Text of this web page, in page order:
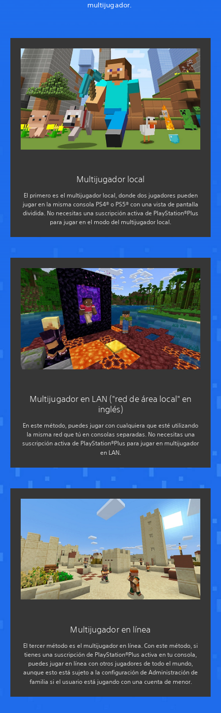
multijugador.
Multijugador local
El primero es el multijugador local, donde dos jugadores pueden
jugar en la misma consola PS4® o PS5® con una vista de pantalla
dividida. No necesitas una suscripción activa de PlayStation®Plus
para jugar en el modo del multijugador local.
Multijugador en LAN ("red de área local" en
inglés)
En este método, puedes jugar con cualquiera que esté utilizando
la misma red que tú en consolas separadas. No necesitas una
suscripción activa de PlayStation®Plus para jugar en multijugador
en LAN.
Multijugador en línea
El tercer método es el multijugador en línea. Con este método, si
tienes una suscripción de PlayStation®Plus activa en tu consola,
puedes jugar en línea con otros jugadores de todo el mundo,
aunque esto está sujeto a la configuración de Administración de
familia si el usuario está jugando con una cuenta de menor.